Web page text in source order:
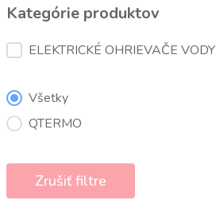
Kategórie produktov
Kategórie produktov
ELEKTRICKÉ OHRIEVAČE VODY
Značka
Všetky
QTERMO
Zrušiť filtre